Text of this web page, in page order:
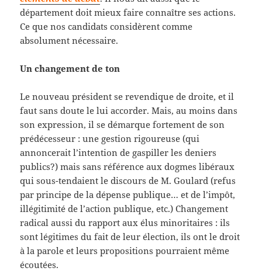
département doit mieux faire connaître ses actions.
Ce que nos candidats considèrent comme
absolument nécessaire.
Un changement de ton
Le nouveau président se revendique de droite, et il
faut sans doute le lui accorder. Mais, au moins dans
son expression, il se démarque fortement de son
prédécesseur : une gestion rigoureuse (qui
annoncerait l’intention de gaspiller les deniers
publics?) mais sans référence aux dogmes libéraux
qui sous-tendaient le discours de M. Goulard (refus
par principe de la dépense publique… et de l’impôt,
illégitimité de l’action publique, etc.) Changement
radical aussi du rapport aux élus minoritaires : ils
sont légitimes du fait de leur élection, ils ont le droit
à la parole et leurs propositions pourraient même
écoutées.